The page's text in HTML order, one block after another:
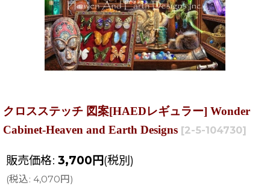
クロスステッチ 図案[HAEDレギュラー] Wonder
Cabinet-Heaven and Earth Designs [2-5-104730]
販売価格: 3,700 円(税別)
(税込: 4,070円 )